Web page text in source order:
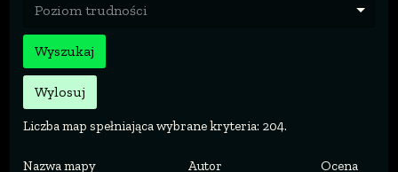
Wyszukaj
Wylosuj
Liczba map spełniająca wybrane kryteria: 204.
Nazwa mapy Autor Ocena